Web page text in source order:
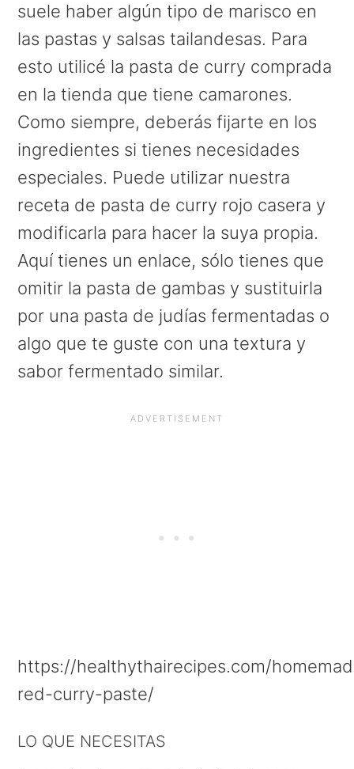
suele haber algún tipo de marisco en
las pastas y salsas tailandesas. Para
esto utilicé la pasta de curry comprada
en la tienda que tiene camarones.
Como siempre, deberás fijarte en los
ingredientes si tienes necesidades
especiales. Puede utilizar nuestra
receta de pasta de curry rojo casera y
modificarla para hacer la suya propia.
Aquí tienes un enlace, sólo tienes que
omitir la pasta de gambas y sustituirla
por una pasta de judías fermentadas o
algo que te guste con una textura y
sabor fermentado similar.
https://healthythairecipes.com/
red-curry-paste/
LO QUE NECESITAS